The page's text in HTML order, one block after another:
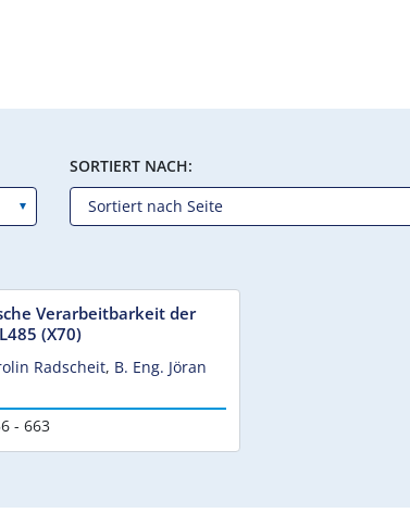
SORTIERT NACH:
Verarbeitbarkeit der
(X70)
Radscheit, B. Eng. Jöran
- 663